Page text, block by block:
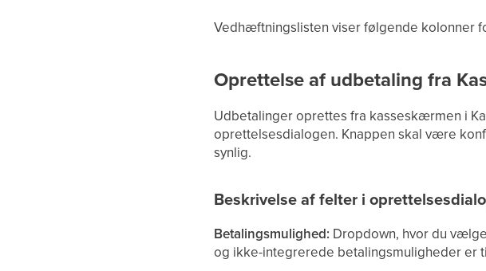
Vedhæftningslisten viser følgende kolonner
Oprettelse af udbetaling fra
Udbetalinger oprettes fra kasseskærmen i
oprettelsesdialogen. Knappen skal være
synlig.
Beskrivelse af felter i
Betalingsmulighed: Dropdown, hvor du
og ikke-integrerede betalingsmuligheder